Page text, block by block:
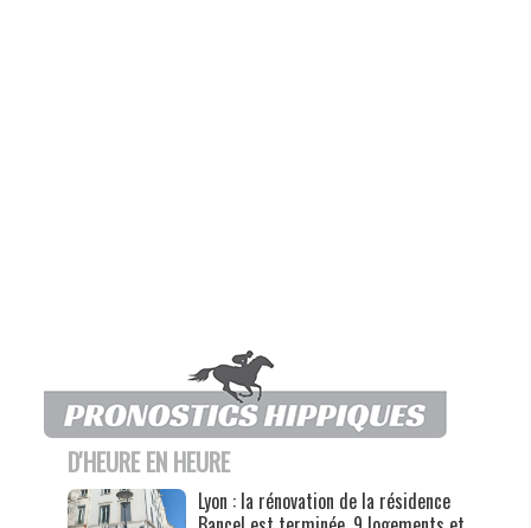
D'HEURE EN HEURE
Lyon : la rénovation de la résidence